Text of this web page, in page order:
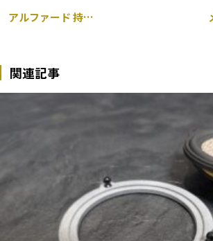
アルファード 持ち込み HID 取り付け
関連記事